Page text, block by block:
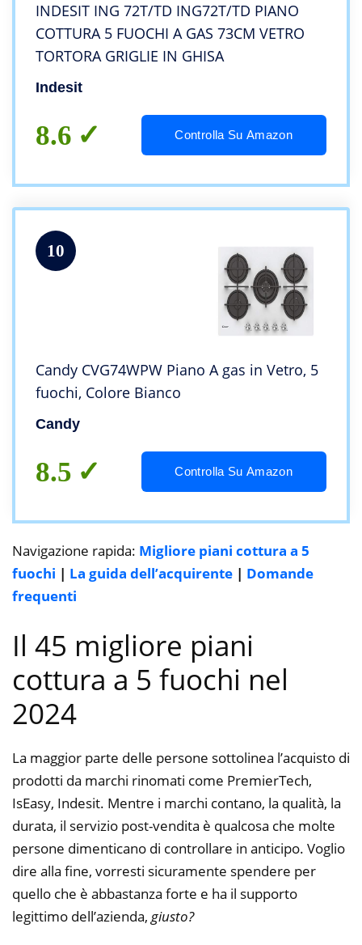
INDESIT ING 72T/TD ING72T/TD PIANO
COTTURA 5 FUOCHI A GAS 73CM VETRO
TORTORA GRIGLIE IN GHISA
Indesit
8.6 Controlla Su Amazon
10
Candy CVG74WPW Piano A gas in Vetro, 5
fuochi, Colore Bianco
Candy
8.5 Controlla Su Amazon
Navigazione rapida: Migliore piani cottura a 5
fuochi | La guida dell’acquirente | Domande
frequenti
Il 45 migliore piani
cottura a 5 fuochi nel
2024
La maggior parte delle persone sottolinea l’acquisto di
prodotti da marchi rinomati come PremierTech,
IsEasy, Indesit. Mentre i marchi contano, la qualità, la
durata, il servizio post-vendita è qualcosa che molte
persone dimenticano di controllare in anticipo. Voglio
dire alla fine, vorresti sicuramente spendere per
quello che è abbastanza forte e ha il supporto
legittimo dell’azienda, giusto?